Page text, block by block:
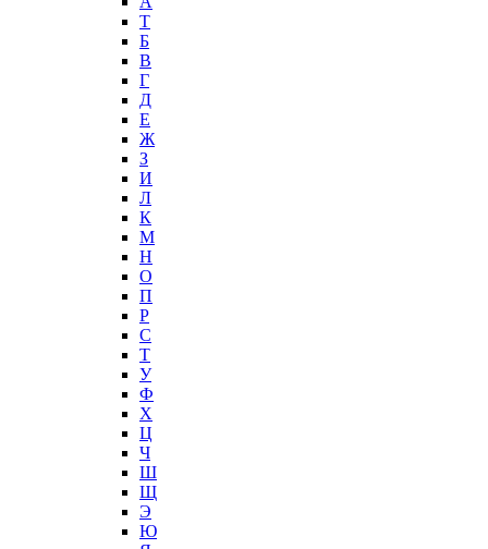
T
Б
В
Г
Д
Е
Ж
З
И
Л
К
М
Н
О
П
Р
С
Т
У
Ф
Х
Ц
Ч
Ш
Щ
Э
Ю